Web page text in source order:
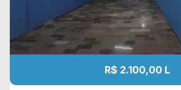
R$ 2.100,00 L